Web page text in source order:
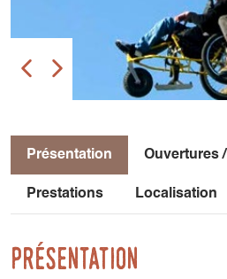
Présentation Ouvertures
Prestations Localisation
Présentation